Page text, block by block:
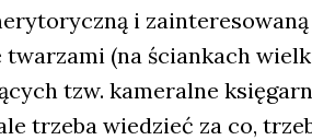
i
(na ścian­kach
tzw. kame­ral­ne
trze­ba wie­dzieć za co,